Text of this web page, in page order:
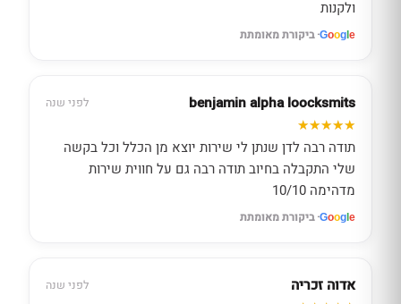
ולקנות
Google · ביקורת מאומתת
benjamin alpha loocksmits לפני שנה
תודה רבה לדן שנתן לי שירות יוצא מן הכלל וכל בקשה
שלי התקבלה בחיוב תודה רבה גם על חווית שירות
מדהימה 10/10
Google · ביקורת מאומתת
אדוה זכריה לפני שנה